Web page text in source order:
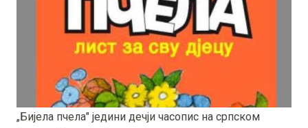
„Бијела пчела" једини дечји часопис на српском